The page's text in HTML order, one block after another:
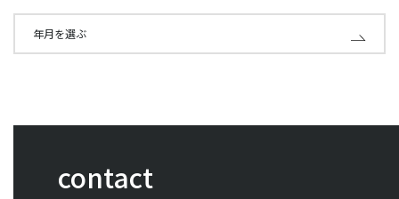
年月を選ぶ
contact